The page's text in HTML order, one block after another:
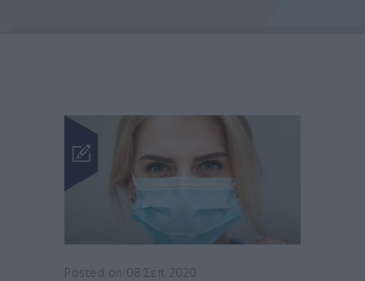
Posted on 08 Σεπ 2020